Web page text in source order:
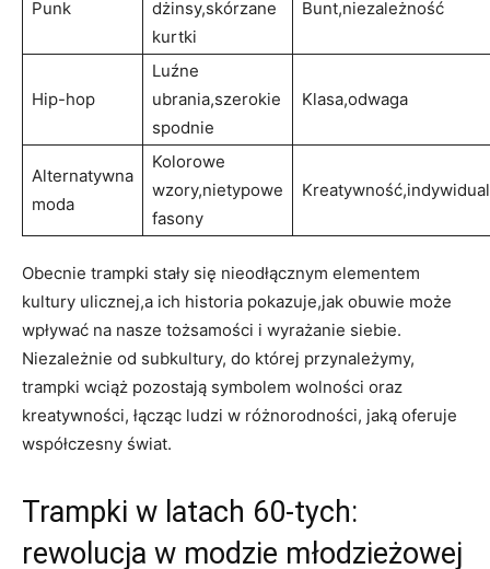
Punk
dżinsy,skórzane
kurtki
Bunt,niezależność
Hip-hop
Luźne‌
ubrania,szerokie
spodnie
Klasa,odwaga
Alternatywna
moda
Kolorowe
wzory,nietypowe
fasony
Obecnie ⁢trampki ‍stały‌ się nieodłącznym elementem‍
kultury ulicznej,a ‌ich⁣ historia pokazuje,jak⁢ obuwie może
wpływać na nasze tożsamości ‌i wyrażanie siebie.
⁢Niezależnie⁤ od ⁢subkultury,⁤ do której przynależymy,
trampki wciąż⁢ pozostają symbolem wolności oraz
kreatywności,⁣ łącząc ludzi​ w różnorodności, jaką ‍oferuje
współczesny świat.
Trampki w⁤ latach 60-tych:
rewolucja w modzie młodzieżowej